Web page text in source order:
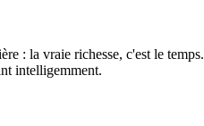
: la vraie richesse, c'est le temps.
intelligemment.